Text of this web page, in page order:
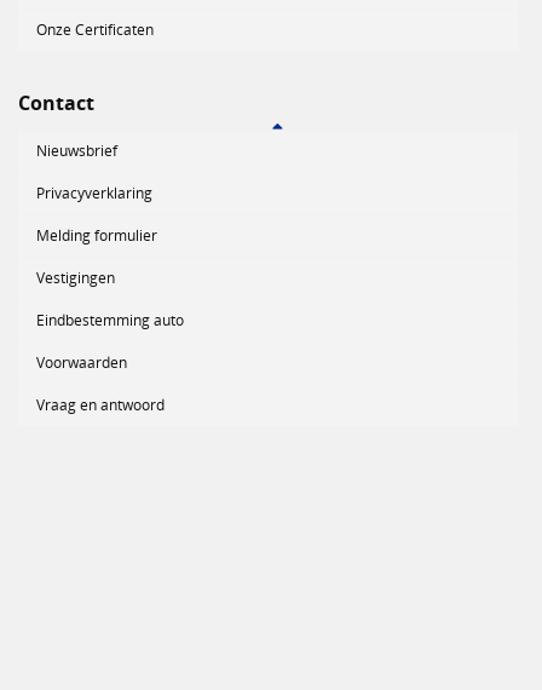
Onze Certificaten
Contact
Nieuwsbrief
Privacyverklaring
Melding formulier
Vestigingen
Eindbestemming auto
Voorwaarden
Vraag en antwoord